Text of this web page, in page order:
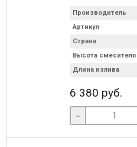
Производитель
Артикул
Страна
Высота смесителя
Длина излива
6 380 руб.
-